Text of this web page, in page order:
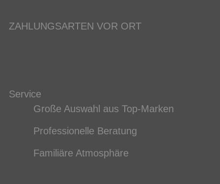
ZAHLUNGSARTEN VOR ORT
Service
Große Auswahl aus Top-Marken
Professionelle Beratung
Familiäre Atmosphäre